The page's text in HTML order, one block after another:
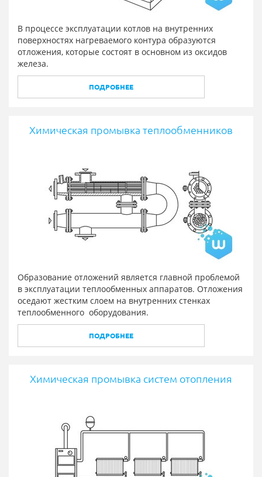
В процессе эксплуатации котлов на внутренних
поверхностях нагреваемого контура образуются
отложения, которые состоят в основном из оксидов
железа.
ПОДРОБНЕЕ
Химическая промывка теплообменников
Образование отложений является главной проблемой
в эксплуатации теплообменных аппаратов. Отложения
оседают жестким слоем на внутренних стенках
теплообменного оборудования.
ПОДРОБНЕЕ
Химическая промывка систем отопления